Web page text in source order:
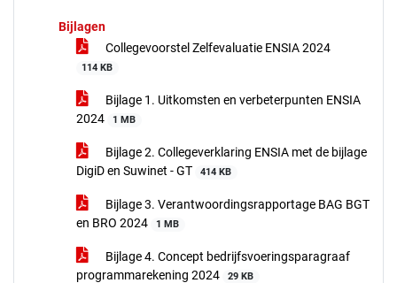
Bijlagen
Collegevoorstel Zelfevaluatie ENSIA 2024
114 KB
Bijlage 1. Uitkomsten en verbeterpunten ENSIA
2024
1 MB
Bijlage 2. Collegeverklaring ENSIA met de bijlage
DigiD en Suwinet - GT
414 KB
Bijlage 3. Verantwoordingsrapportage BAG BGT
en BRO 2024
1 MB
Bijlage 4. Concept bedrijfsvoeringsparagraaf
programmarekening 2024
29 KB